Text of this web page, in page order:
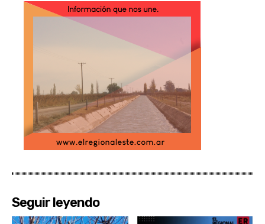
Seguir leyendo